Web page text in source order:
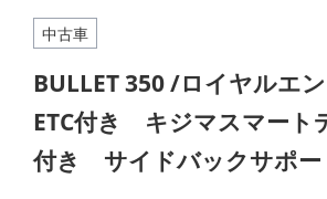
中古車
BULLET 350 /ロイヤルエ
ETC付き キジマスマート
付き サイドバックサポー